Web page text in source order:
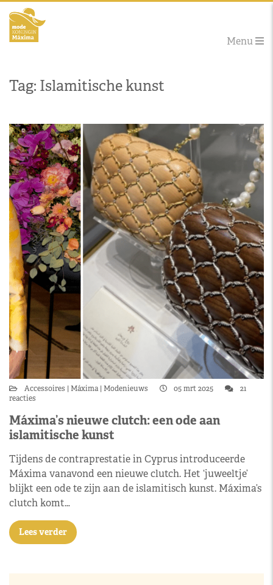
Menu
Tag: Islamitische kunst
Accessoires Máxima Modenieuws 05 mrt 2025
21
reacties
Máxima’s nieuwe clutch: een ode aan
islamitische kunst
Tijdens de contraprestatie in Cyprus introduceerde
Máxima vanavond een nieuwe clutch. Het ‘juweeltje’
blijkt een ode te zijn aan de islamitisch kunst. Máxima’s
clutch komt…
Lees verder